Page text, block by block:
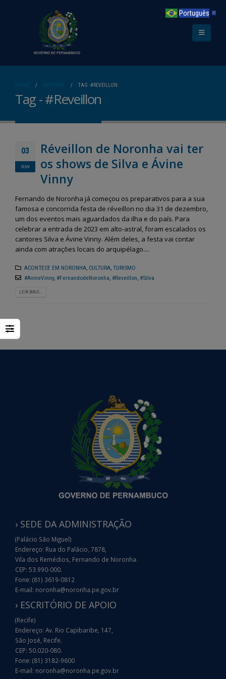
HOME NOTÍCIAS TAG -#REVEILLON
Tag - #Reveillon
03
nov
Réveillon de Noronha vai ter
os shows de Silva e Ávine
Vinny
Fernando de Noronha já começou os preparativos para a sua
famosa e concorrida festa de réveillon no dia 31 de dezembro,
um dos eventos mais aguardados da ilha e do país. Para
celebrar a entrada de 2023 em alto-astral, foram escalados os
cantores Silva e Ávine Vinny. Além deles, a festa vai contar
ainda com atrações locais do arquipélago....
ACONTECE EM NORONHA, CULTURA, TURISMO
#AvineVinny, #FernandodeNoronha, #Reveillon, #Silva
LEIA MAIS...
› SEDE DA ADMINISTRAÇÃO
(Palácio São Miguel)
Endereço: Rua do Palácio, 7878,
Vila dos Remédios, Fernando de Noronha.
CEP: 53.990-000.
Fone: (81) 3619-0812
E-mail: noronha@noronha.pe.gov.br
› ESCRITÓRIO DE APOIO
(Recife)
Endereço: Av. Rio Capibaribe, 147,
São José, Recife.
CEP: 50.020-080.
Fone: (81) 3182-9600
E-mail: noronha@noronha.pe.gov.br
Português ▼